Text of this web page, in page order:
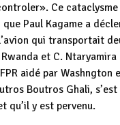
Ce cataclysme
Paul Kagame a
qui transportait
et C.
aidé par Washngton
Boutros Ghali, s’est
qu’il y est pervenu.